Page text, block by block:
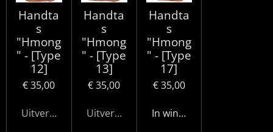
Handta
s
"Hmong
" - [Type
12]
€ 35,00
Uitverkocht
Handta
s
"Hmong
" - [Type
13]
€ 35,00
Uitverkocht
Handta
s
"Hmong
" - [Type
17]
€ 35,00
In winkelwagen